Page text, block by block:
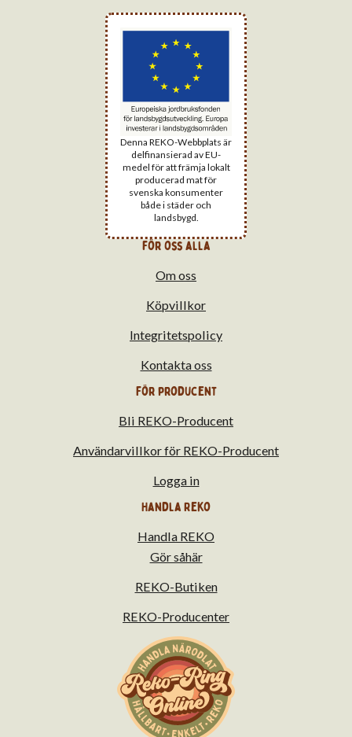
Handla Reko
Handla REKO
Gör såhär
REKO-Butiken
REKO-Producenter
För producent
Bli REKO-Producent
Användarvillkor för REKO-Producent
Logga in
för oss alla
Om oss
Köpvillkor
Integritetspolicy
Kontakta oss
Denna REKO-Webbplats är
delfinansierad av EU-
medel för att främja lokalt
producerad mat för
svenska konsumenter
både i städer och
landsbygd.